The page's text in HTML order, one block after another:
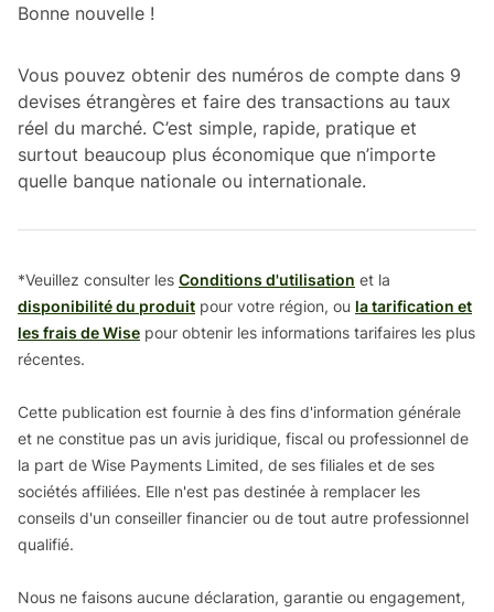
Bonne nouvelle !
Vous pouvez obtenir des numéros de compte dans 9
devises étrangères et faire des transactions au taux
réel du marché. C’est simple, rapide, pratique et
surtout beaucoup plus économique que n’importe
quelle banque nationale ou internationale.
*Veuillez consulter les Conditions d'utilisation et la
disponibilité du produit pour votre région, ou la tarification et
les frais de Wise pour obtenir les informations tarifaires les plus
récentes.
Cette publication est fournie à des fins d'information générale
et ne constitue pas un avis juridique, fiscal ou professionnel de
la part de Wise Payments Limited, de ses filiales et de ses
sociétés affiliées. Elle n'est pas destinée à remplacer les
conseils d'un conseiller financier ou de tout autre professionnel
qualifié.
Nous ne faisons aucune déclaration, garantie ou engagement,